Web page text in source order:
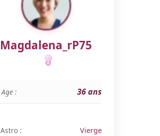
Magdalena_rP75
Age : 36 ans
Astro : Vierge